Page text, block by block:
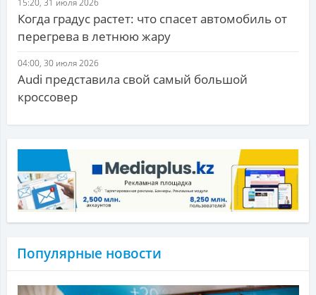
15:20, 31 июля 2026
Когда градус растет: что спасет автомобиль от
перегрева в летнюю жару
04:00, 30 июля 2026
Audi представила свой самый большой
кроссовер
Популярные новости